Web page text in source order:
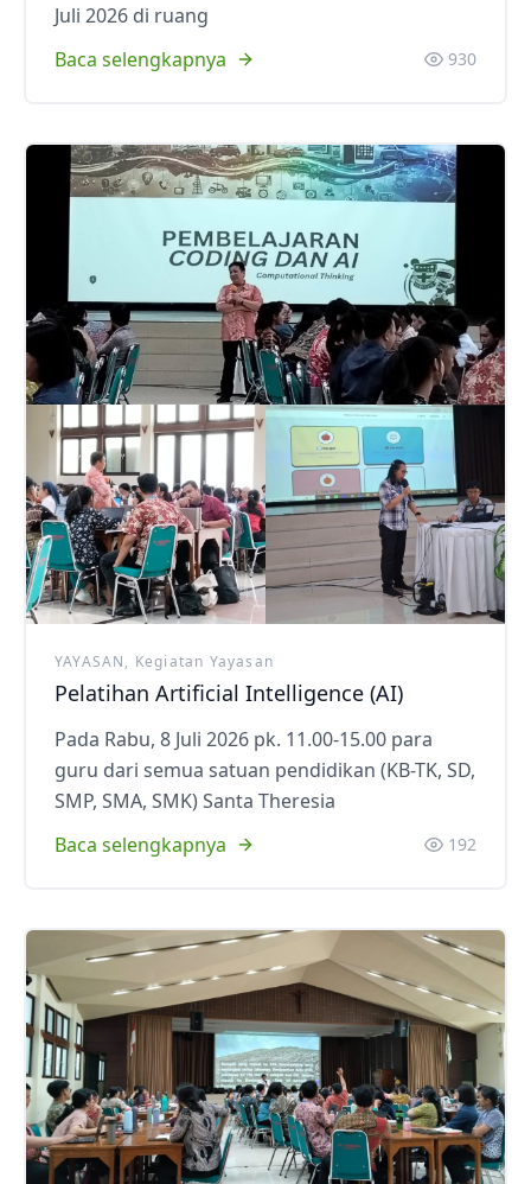
Juli 2026 di ruang
Baca selengkapnya
930
YAYASAN, Kegiatan Yayasan
Pelatihan Artificial Intelligence (AI)
Pada Rabu, 8 Juli 2026 pk. 11.00-15.00 para
guru dari semua satuan pendidikan (KB-TK, SD,
SMP, SMA, SMK) Santa Theresia
Baca selengkapnya
192